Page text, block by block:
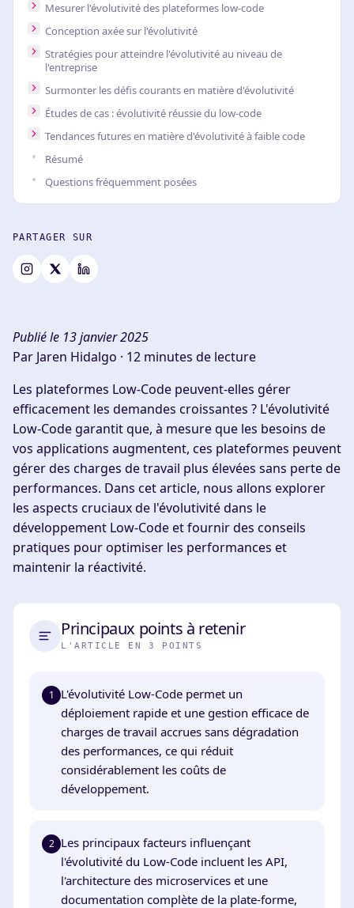
Mesurer l'évolutivité des plateformes low-code
Conception axée sur l'évolutivité
Stratégies pour atteindre l'évolutivité au niveau de
l'entreprise
Surmonter les défis courants en matière d'évolutivité
Études de cas : évolutivité réussie du low-code
Tendances futures en matière d'évolutivité à faible code
Résumé
Questions fréquemment posées
PARTAGER SUR
Publié le 13 janvier 2025
Par Jaren Hidalgo · 12 minutes de lecture
Les plateformes Low-Code peuvent-elles gérer
efficacement les demandes croissantes ? L'évolutivité
Low-Code garantit que, à mesure que les besoins de
vos applications augmentent, ces plateformes peuvent
gérer des charges de travail plus élevées sans perte de
performances. Dans cet article, nous allons explorer
les aspects cruciaux de l'évolutivité dans le
développement Low-Code et fournir des conseils
pratiques pour optimiser les performances et
maintenir la réactivité.
Principaux points à retenir
L'ARTICLE EN 3 POINTS
1
L'évolutivité Low-Code permet un
déploiement rapide et une gestion efficace de
charges de travail accrues sans dégradation
des performances, ce qui réduit
considérablement les coûts de
développement.
2 Les principaux facteurs influençant
l'évolutivité du Low-Code incluent les API,
l'architecture des microservices et une
documentation complète de la plate-forme,